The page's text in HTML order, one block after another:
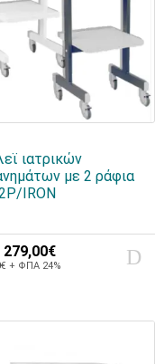
ιατρικών
με 2 ράφια
IRON
279,00€
+ ΦΠΑ 24%